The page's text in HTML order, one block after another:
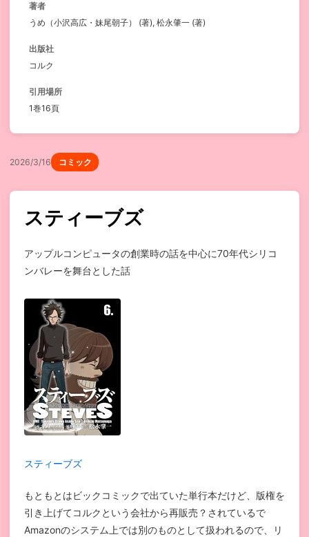
著者
うめ（小沢高広・妹尾朝子） (著), 松永肇一 (著)
出版社
コルク
引用場所
1巻16頁
2026/3/16 コミック
スティーブズ
アップルコンピュータの創業時の話を中心に70年代シリコ
ンバレーを舞台とした話
スティーブズ
もともとはビックコミックで出ていた単行本だけど、版権を
引き上げてコルクという会社から再販売？されているで
Amazonのシステム上では別のものとして扱われるので、リ